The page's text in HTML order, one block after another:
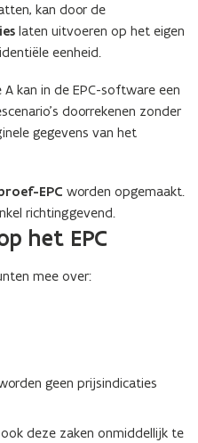
kan door de
laten uitvoeren op het eigen
eenheid.
kan in de EPC-software een
doorrekenen zonder
gegevens van het
EPC worden opgemaakt.
richtinggevend.
het EPC
mee over:
geen prijsindicaties
deze zaken onmiddellijk te